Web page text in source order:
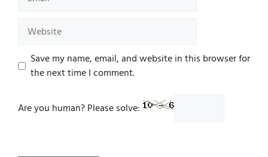
Website
Save my name, email, and website in this browser for
the next time I comment.
Are you human? Please solve: